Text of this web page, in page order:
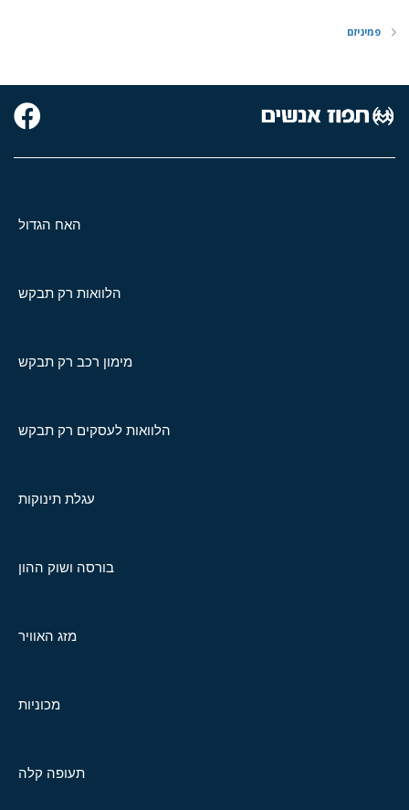
פמיניזם
האח הגדול
הלוואות רק תבקש
מימון רכב רק תבקש
הלוואות לעסקים רק תבקש
עגלת תינוקות
בורסה ושוק ההון
מזג האוויר
מכוניות
תעופה קלה